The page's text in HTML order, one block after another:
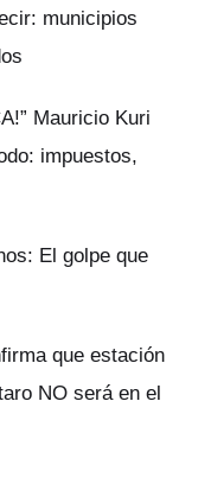
municipios
Mauricio Kuri
impuestos,
El golpe que
que estación
NO será en el